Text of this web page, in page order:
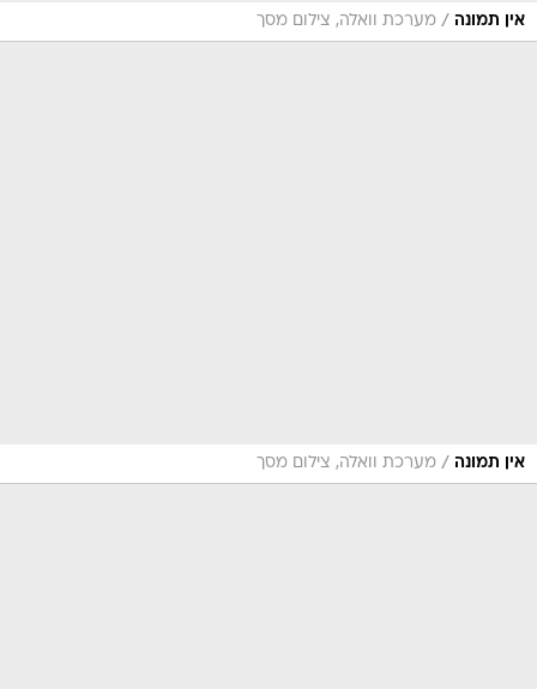
אין תמונה / מערכת וואלה, צילום מסך
אין תמונה / מערכת וואלה, צילום מסך